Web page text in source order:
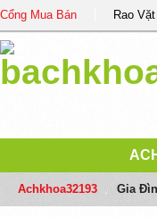
Cổng Mua Bán Rao Vặt
Achkhoa32193 Gia